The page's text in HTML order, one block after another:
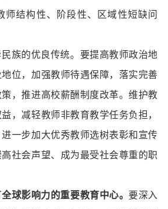
师结构性、阶段性、区域性短缺问
的优良传统。要提高教师政治地
位，加强教师待遇保障，落实完善
，推进高校薪酬制度改革。维护教
，减轻教师非教育教学任务负担，
一步加大优秀教师选树表彰和宣传
社会声望、成为最受社会尊重的职
球影响力的重要教育中心。要深入